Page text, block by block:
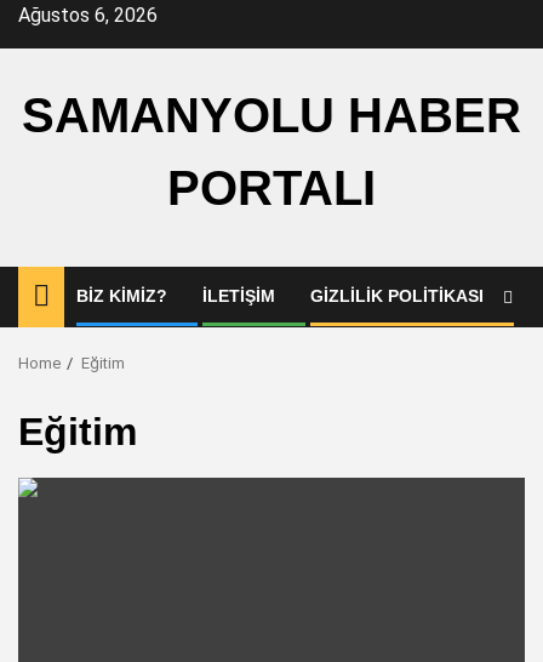
SkipAğustos 6, 2026
SAMANYOLU HABER
PORTALI
BIZ KIMIZ? İLETIŞIM GIZLILIK POLITIKASI
Home Eğitim
Eğitim